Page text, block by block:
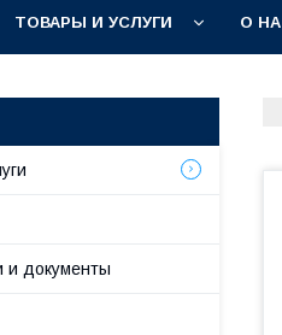
ТОВАРЫ И УСЛУГИ О
и документы